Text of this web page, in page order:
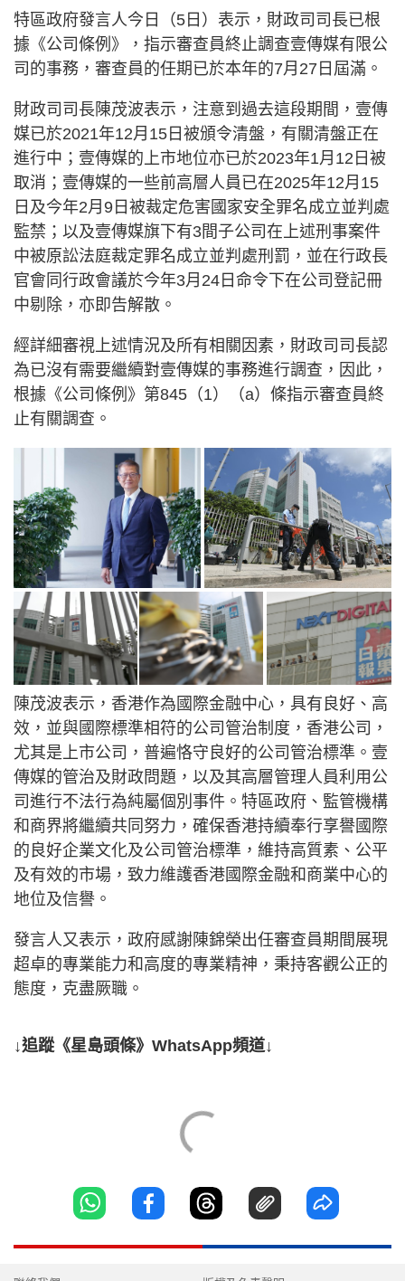
特區政府發言人今日（5日）表示，財政司司長已根
據《公司條例》，指示審查員終止調查壹傳媒有限公
司的事務，審查員的任期已於本年的7月27日屆滿。
財政司司長陳茂波表示，注意到過去這段期間，壹傳
媒已於2021年12月15日被頒令清盤，有關清盤正在
進行中；壹傳媒的上市地位亦已於2023年1月12日被
取消；壹傳媒的一些前高層人員已在2025年12月15
日及今年2月9日被裁定危害國家安全罪名成立並判處
監禁；以及壹傳媒旗下有3間子公司在上述刑事案件
中被原訟法庭裁定罪名成立並判處刑罰，並在行政長
官會同行政會議於今年3月24日命令下在公司登記冊
中剔除，亦即告解散。
經詳細審視上述情況及所有相關因素，財政司司長認
為已沒有需要繼續對壹傳媒的事務進行調查，因此，
根據《公司條例》第845（1）（a）條指示審查員終
止有關調查。
陳茂波表示，香港作為國際金融中心，具有良好、高
效，並與國際標準相符的公司管治制度，香港公司，
尤其是上市公司，普遍恪守良好的公司管治標準。壹
傳媒的管治及財政問題，以及其高層管理人員利用公
司進行不法行為純屬個別事件。特區政府、監管機構
和商界將繼續共同努力，確保香港持續奉行享譽國際
的良好企業文化及公司管治標準，維持高質素、公平
及有效的市場，致力維護香港國際金融和商業中心的
地位及信譽。
發言人又表示，政府感謝陳錦榮出任審查員期間展現
超卓的專業能力和高度的專業精神，秉持客觀公正的
態度，克盡厥職。
↓追蹤《星島頭條》WhatsApp頻道↓